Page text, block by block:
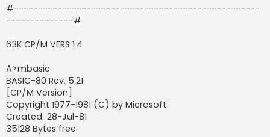
#---------------------------------------------------
--------------#
63K CP/M VERS 1.4
A>mbasic
BASIC-80 Rev. 5.21
[CP/M Version]
Copyright 1977-1981 (C) by Microsoft
Created: 28-Jul-81
35128 Bytes free